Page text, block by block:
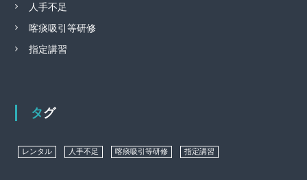
人手不足
喀痰吸引等研修
指定講習
タグ
レンタル 人手不足 喀痰吸引等研修 指定講習